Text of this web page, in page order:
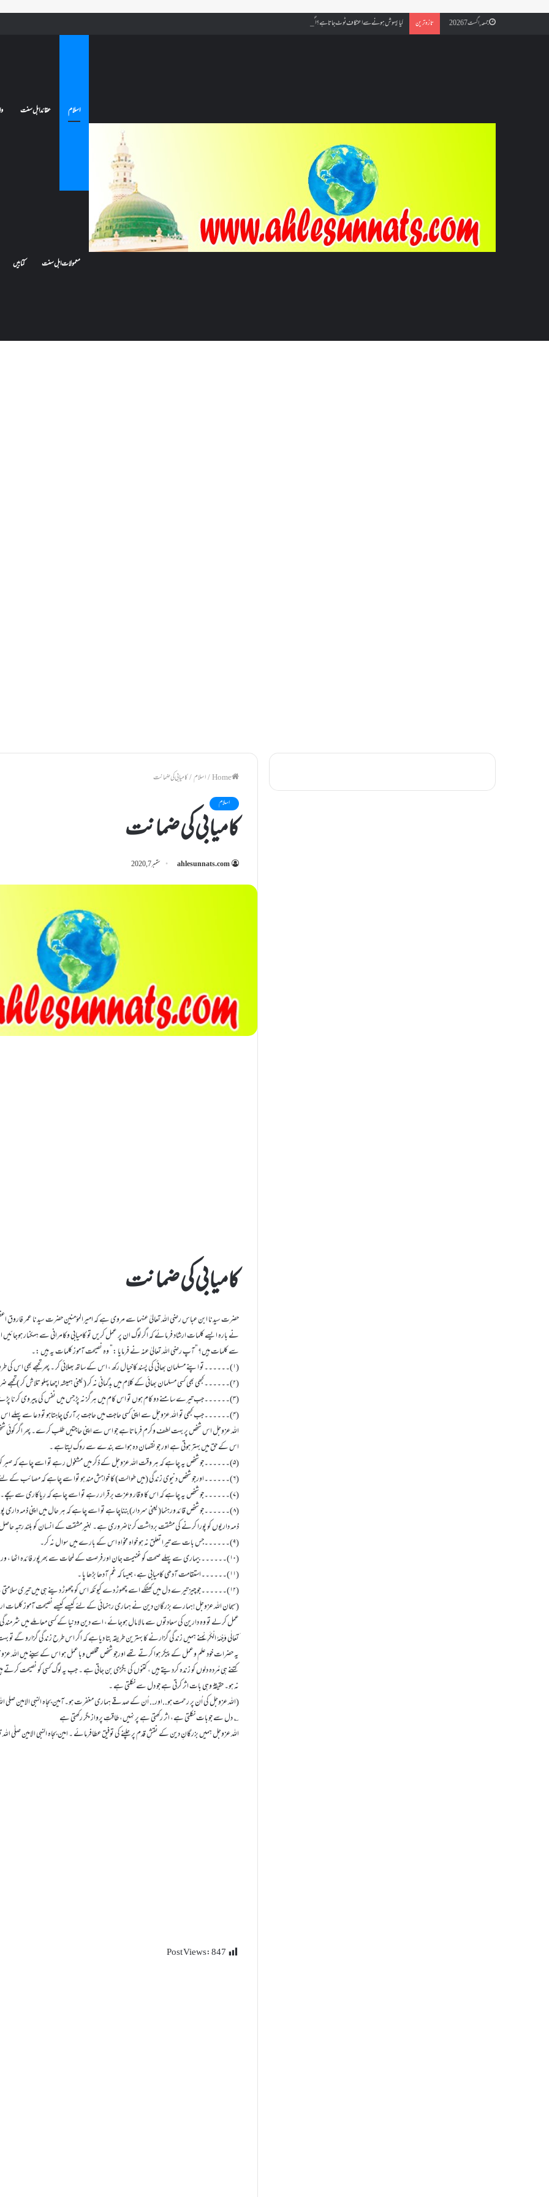
جمعہ, اگست 7 2026 تازہ ترین کیا بیہوش ہونے سے اعتکاف ٹوٹ جاتا ہے؟ اگر معتکف کو احتلام ہو جائے تو کیا اس کا اعتکاف ٹوٹ جائے گا؟فنائے مسجد کسے کہتے ہیں ، اور کیا معتکف فنائے مسجد میں جا سکتا ہے؟
اسلام عقائد اہل سنت
معمولات اہل سنت کتابیں
/اسلام/کامیابی کی ضمانت
اسلام
کامیابی کی ضمانت
ahlesunnats.com ستمبر 7, 2020
کامیابی کی ضمانت
حضرت سیدنا ابن عباس رضی اللہ تعالیٰ عنہما سے مروی ہے کہ امیرالمؤمنین حضرت سیدنا عمر فاروق
نے بارہ ایسے کلمات ارشاد فرمائے کہ اگر لوگ ان پر عمل کریں تو کامیابی وکامرانی سے ہمکنار
سے کلمات ہیں؟”آپ رضی اللہ تعالیٰ عنہ نے فرمایا :” وہ نصیحت آموز کلمات یہ ہیں :۔
(۱)۔۔۔۔۔۔تو اپنے مسلمان بھائی کی پسند کا خیال رکھ ، اس کے ساتھ بھلائی کر ۔ پھر تجھے بھی اس کی طرف سے تیری پسندیدہ چیز ہی ملے گی۔
(۲)۔۔۔۔۔۔کبھی بھی کسی مسلمان بھائی کے کلام میں بدگمانی نہ کر (یعنی ہمیشہ اچھا پہلو تلاش کر )تجھے ضروراس کے کلام میں کوئی اچھی بات مل جائے گی۔
(۳)۔۔۔۔۔۔جب تیرے سامنے دو کام ہوں تو اس کام میں ہرگز نہ پڑ جس میں نفس کی پیروی کرنا پڑے کیونکہ نفس کی پیروی میں سرَاسر نقصان ہے ۔
(۴)۔۔۔۔۔۔جب کبھی تو اللہ عزوجل سے اپنی کسی حاجت میں حاجت برآری چاہتاہو تو دعا سے
اللہ عزوجل اس شخص پر بہت لطف وکرم فرماتاہے جو اس سے اپنی حاجتیں طلب کرے۔ پھر اگر کوئی
اس کے حق میں بہتر ہوتی ہے اور جو نقصان دہ ہواسے بندے سے روک لیتاہے ۔
(۵)۔۔۔۔۔۔جو شخص یہ چاہے کہ ہر وقت اللہ عزوجل کے ذکر میں مشغول رہے تو اسے چاہے کہ صبر کو اپنا شِعار بنالے اورہر مصیبت پر صبر کرے ۔
(۶)۔۔۔۔۔۔اورجو شخص دنیوی زندگی (میں طوالت) کا خواہش مند ہو توا سے چاہے کہ مصائب کے لئے تیار ہوجائے۔
(۷)۔۔۔۔۔۔جو شخص یہ چاہے کہ اس کا وقار وعزت برقرار رہے تو اسے چاہے کہ رِیاکاری سے بچے۔
(۸)۔۔۔۔۔۔جو شخص قائد ورہنما(یعنی سردار)بنناچاہے تو اسے چاہے کہ ہر حال میں اپنی ذمہ
ذمہ داریوں کو پورا کرنے کی مشقت برداشت کرناضروری ہے۔ بغیرمشقت کے انسان کو بلند رتبہ
(۹)۔۔۔۔۔۔جس بات سے تیرا تعلق نہ ہو خواہ مخواہ اس کے بارے میں سوال نہ کر۔
(۱۰)۔۔۔۔۔۔بیماری سے پہلے صحت کو غنیمت جان اورفرصت کے لمحات سے بھرپور فائدہ اٹھا ، ورنہ غم وپریشانی کا سامنا ہو گا ۔
(۱۱)۔۔۔۔۔۔استقامت آدھی کامیابی ہے، جیسا کہ غم آدھا بڑھا پا ۔
(۱۲)۔۔۔۔۔۔جو چیز تیرے دل میں کھٹکے اسے چھوڑ دے کیونکہ اس کو چھوڑ دینے ہی میں تیری سلامتی ہے ۔
(سبحان اللہ عزوجل !ہمارے بزرگان دین نے ہماری رہنمائی کے لئے کیسے کیسے نصیحت آموز کلمات
عمل کرلے تو وہ دارین کی سعادتوں سے مالا مال ہوجائے، اسے دین ودنیا کے کسی معاملے میں شرمندگی
َتعَالٰی وَجْہَہُ الْکَرِیْمنے ہمیں زندگی گزارنے کا بہترین طریقہ بتا دیاہے کہ اگر اس طرح زندگی گزارو گے
یہ حضرات خود علم وعمل کے پیکر ہوا کرتے تھے اورجو شخص مخلص وباعمل ہو اس کے سینے میں
کتنے ہی مُردہ دلوں کو زندہ کردیتے ہیں ، کتنوں کی بگڑی بن جاتی ہے ۔ جب یہ لوگ کسی کو نصیحت
نہ ہو۔ حقیقۃً وہی بات اثر کرتی ہے جو دل سے نکلتی ہے ۔
(اللہ عزوجل کی اُن پر رحمت ہو..اور.. اُن کے صدقے ہماری مغفرت ہو۔آمین بجاہ النبی الامین صلی
؎ دل سے جوبات نکلتی ہے، اثر رکھتی ہے پر نہیں،طاقتِ پرواز مگر رکھتی ہے
اللہ عزوجل ہمیں بزرگانِ دین کے نقشِ قدم پر چلنے کی توفیق عطافرمائے ۔ امین بجاہ النبی الامین صلَّی اللہ
Post Views:847